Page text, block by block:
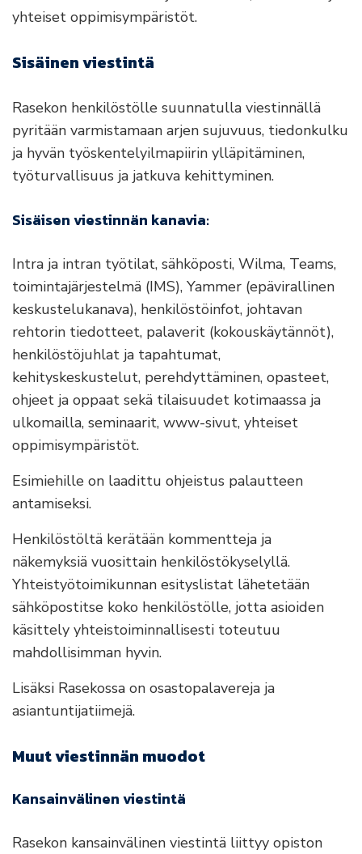
yhteiset oppimisympäristöt.
Sisäinen viestintä
Rasekon henkilöstölle suunnatulla viestinnällä
pyritään varmistamaan arjen sujuvuus, tiedonkulku
ja hyvän työskentelyilmapiirin ylläpitäminen,
työturvallisuus ja jatkuva kehittyminen.
Sisäisen viestinnän kanavia:
Intra ja intran työtilat, sähköposti, Wilma, Teams,
toimintajärjestelmä (IMS), Yammer (epävirallinen
keskustelukanava), henkilöstöinfot, johtavan
rehtorin tiedotteet, palaverit (kokouskäytännöt),
henkilöstöjuhlat ja tapahtumat,
kehityskeskustelut, perehdyttäminen, opasteet,
ohjeet ja oppaat sekä tilaisuudet kotimaassa ja
ulkomailla, seminaarit, www-sivut, yhteiset
oppimisympäristöt.
Esimiehille on laadittu ohjeistus palautteen
antamiseksi.
Henkilöstöltä kerätään kommentteja ja
näkemyksiä vuosittain henkilöstökyselyllä.
Yhteistyötoimikunnan esityslistat lähetetään
sähköpostitse koko henkilöstölle, jotta asioiden
käsittely yhteistoiminnallisesti toteutuu
mahdollisimman hyvin.
Lisäksi Rasekossa on osastopalavereja ja
asiantuntijatiimejä.
Muut viestinnän muodot
Kansainvälinen viestintä
Rasekon kansainvälinen viestintä liittyy opiston